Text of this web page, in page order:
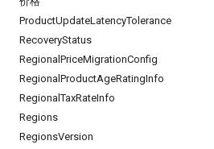
ProductUpdateLatencyTolerance
RecoveryStatus
Regional PriceMigrationConfig
Regional ProductAgeRatingInfo
RegionalTaxRateInfo
Regions
RegionsVersion